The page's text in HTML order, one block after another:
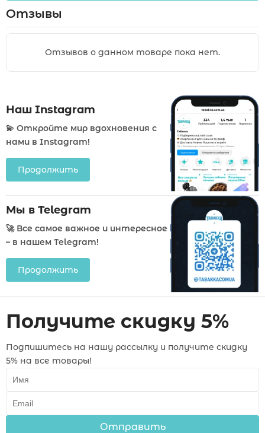
Отзывы
Отзывов о данном товаре пока нет.
Наш Instagram
💫 Откройте мир вдохновения с
нами в Instagram!
Продолжить
Мы в Telegram
🚀 Все самое важное и интересное
– в нашем Telegram!
Продолжить
Получите скидку 5%
Подпишитесь на нашу рассылку и получите скидку
5% на все товары!
Отправить